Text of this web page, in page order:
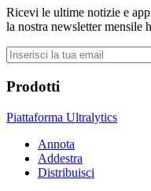
Ricevi le ultime notizie e
la nostra newsletter mensile
Prodotti
Piattaforma Ultralytics
Annota
Addestra
Distribuisci